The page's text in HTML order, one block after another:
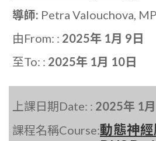
導師: Petra Valouchova,
由From: : 2025年 1月 9日
至To: : 2025年 1月 10日
上課日期Date: : 2025年 1
課程名稱Course:動態神